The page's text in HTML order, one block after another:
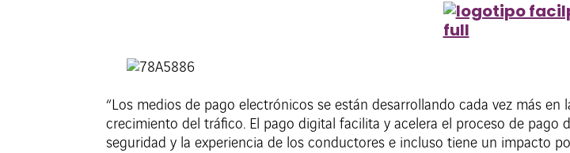
“Los medios de pago electrónicos se están desarrollando cada vez más
crecimiento del tráfico. El pago digital facilita y acelera el proceso de pago
seguridad y la experiencia de los conductores e incluso tiene un impacto